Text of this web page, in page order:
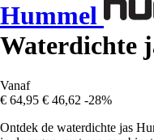
Hummel
Waterdichte
Vanaf
€ 64,95 € 46,62 -28%
Ontdek de waterdichte jas